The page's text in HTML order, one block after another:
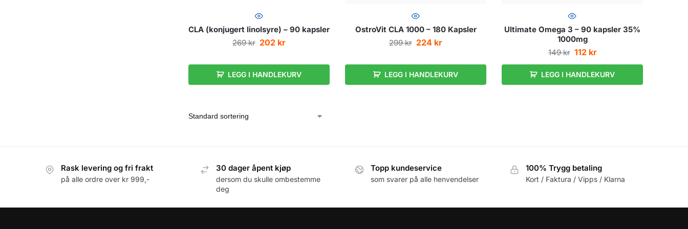
CLA (konjugert linolsyre) – 90 kapsler
269kr 202 kr
LEGG I HANDLEKURV
OstroVit CLA 1000 – 180 Kapsler
299kr 224 kr
LEGG I HANDLEKURV
Ultimate Omega 3 – 90 kapsler 35%
1000mg
149kr 112 kr
LEGG I HANDLEKURV
Rask levering og fri frakt
på alle ordre over kr 999,-
30 dager åpent kjøp
dersom du skulle ombestemme
deg
Topp kundeservice
som svarer på alle henvendelser
100% Trygg betaling
Kort / Faktura / Vipps / Klarna